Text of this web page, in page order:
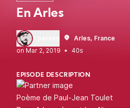
En Arles
Arles, France
•
40s
EPISODE DESCRIPTION
Poème de Paul-Jean Toulet